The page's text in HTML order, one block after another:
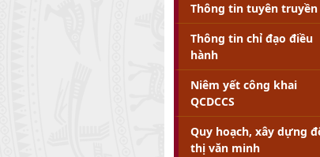
Thông tin tuyên truyền
Thông tin chỉ đạo điều
hành
Niêm yết công khai
QCDCCS
Quy hoạch, xây dựng
thị văn minh